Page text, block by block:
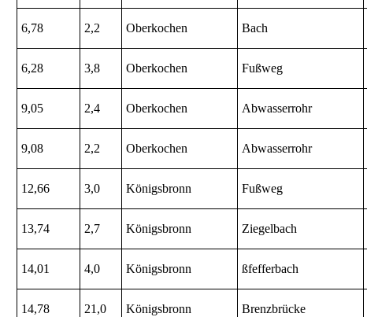
6,78 2,2 Oberkochen Bach
6,28 3,8 Oberkochen Fußweg
9,05 2,4 Oberkochen Abwasserrohr
9,08 2,2 Oberkochen Abwasserrohr
12,66 3,0 Königsbronn Fußweg
13,74 2,7 Königsbronn Ziegelbach
14,01 4,0 Königsbronn ßfefferbach
14,78 21,0 Königsbronn Brenzbrücke